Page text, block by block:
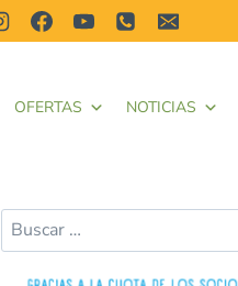
OFERTAS NOTICIAS
Buscar: